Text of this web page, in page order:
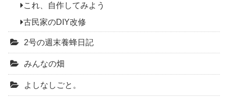
これ、自作してみよう
古民家のDIY改修
2号の週末養蜂日記
みんなの畑
よしなしごと。